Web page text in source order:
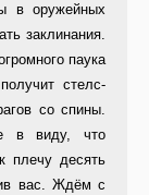
в оружейных
заклинания.
паука
стелс-
со спины.
в виду, что
плечу десять
вас. Ждём с